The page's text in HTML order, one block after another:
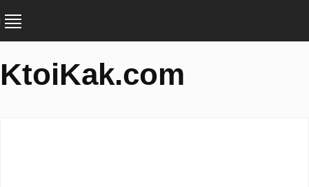
KtoiKak.com